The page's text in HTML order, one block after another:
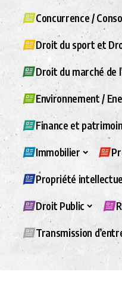
Concurrence /
Droit du sport et
Droit du marché de
Environnement /
Finance et
Immobilier
Propriété
Droit Public
Transmission